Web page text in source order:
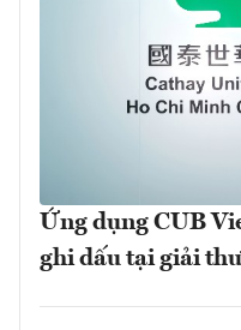
Ứng dụng CUB
ghi dấu tại giải